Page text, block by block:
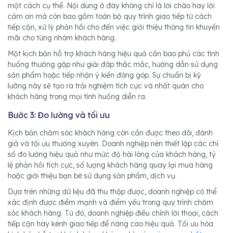
một cách cụ thể. Nội dung ở đây không chỉ là lời chào hay lời
cảm ơn mà còn bao gồm toàn bộ quy trình giao tiếp từ cách
tiếp cận, xử lý phản hồi cho đến việc giới thiệu thông tin khuyến
mãi cho từng nhóm khách hàng.
Một kịch bản hỗ trợ khách hàng hiệu quả cần bao phủ các tình
huống thường gặp như giải đáp thắc mắc, hướng dẫn sử dụng
sản phẩm hoặc tiếp nhận ý kiến đóng góp. Sự chuẩn bị kỹ
lưỡng này sẽ tạo ra trải nghiệm tích cực và nhất quán cho
khách hàng trong mọi tình huống diễn ra.
Bước 3: Đo lường và tối ưu
Kịch bản chăm sóc khách hàng còn cần được theo dõi, đánh
giá và tối ưu thường xuyên. Doanh nghiệp nên thiết lập các chỉ
số đo lường hiệu quả như mức độ hài lòng của khách hàng, tỷ
lệ phản hồi tích cực, số lượng khách hàng quay lại mua hàng
hoặc giới thiệu bạn bè sử dụng sản phẩm, dịch vụ.
Dựa trên những dữ liệu đã thu thập được, doanh nghiệp có thể
xác định được điểm mạnh và điểm yếu trong quy trình chăm
sóc khách hàng. Từ đó, doanh nghiệp điều chỉnh lời thoại, cách
tiếp cận hay kênh giao tiếp để nâng cao hiệu quả. Tối ưu hóa